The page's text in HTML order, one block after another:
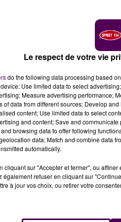
de France de Pro
dans l’élite pour la saison
de centre de
est la non reconnaissance
Marc Gricourt assure
d’accorder une
accepté il y a quelques
le refus de la LNB
peut avoir un impact
toutes celles et tous
fédérations veulent
pour la mise en place du
Le respect de votre vie
do the following data processing based
Use limited data to select
Measure advertising performance;
of data from different sources; Develop
content; Use limited data to select
and content; Save and
browsing data to offer following
data; Match and combine data
automatically.
cliquant sur "Accepter et fermer", ou
également refuser en cliquant sur
à jour vos choix, ou retirer votre